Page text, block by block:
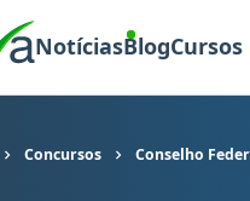
NotíciasBlogCursos
Concursos Conselho